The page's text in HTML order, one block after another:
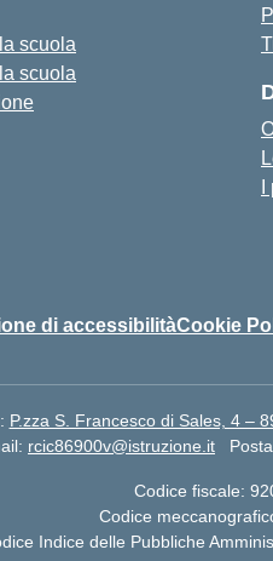
scuola
scuola
di accessibilitàCookie
P.zza S. Francesco di Sales, 4 –
rcic86900v@istruzione.it
Codice fiscale:
Codice
Indice delle Pubbliche